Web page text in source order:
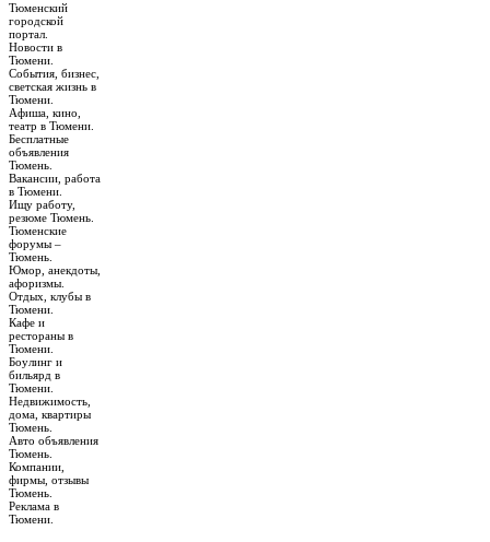
Тюменский
городской
портал.
Новости в
Тюмени.
События, бизнес,
светская жизнь в
Тюмени.
Афиша, кино,
театр в Тюмени.
Бесплатные
объявления
Тюмень.
Вакансии, работа
в Тюмени.
Ищу работу,
резюме Тюмень.
Тюменские
форумы –
Тюмень.
Юмор, анекдоты,
афоризмы.
Отдых, клубы в
Тюмени.
Кафе и
рестораны в
Тюмени.
Боулинг и
бильярд в
Тюмени.
Недвижимость,
дома, квартиры
Тюмень.
Авто объявления
Тюмень.
Компании,
фирмы, отзывы
Тюмень.
Реклама в
Тюмени.